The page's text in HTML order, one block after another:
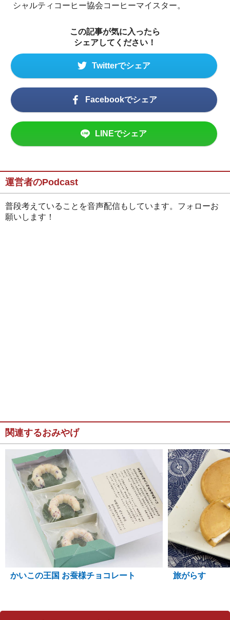
シャルティコーヒー協会コーヒーマイスター。
この記事が気に入ったら
シェアしてください！
Twitterでシェア
Facebookでシェア
LINEでシェア
運営者のPodcast
普段考えていることを音声配信もしています。フォローお
願いします！
関連するおみやげ
かいこの王国 お蚕様チョコレート 旅がらす